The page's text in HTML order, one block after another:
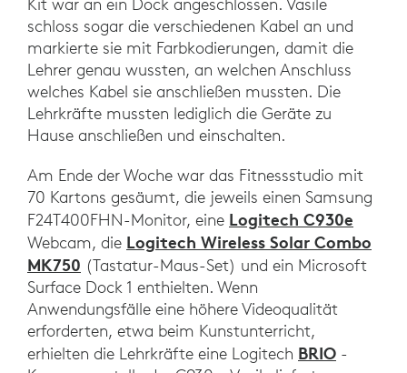
schloss sogar die verschiedenen Kabel an und
markierte sie mit Farbkodierungen, damit die
Lehrer genau wussten, an welchen Anschluss
welches Kabel sie anschließen mussten. Die
Lehrkräfte mussten lediglich die Geräte zu
Hause anschließen und einschalten.
Am Ende der Woche war das Fitnessstudio mit
70 Kartons gesäumt, die jeweils einen Samsung
F24T400FHN-Monitor, eine Logitech C930e
Webcam, die Logitech Wireless Solar Combo
MK750 (Tastatur-Maus-Set) und ein Microsoft
Surface Dock 1 enthielten. Wenn
Anwendungsfälle eine höhere Videoqualität
erforderten, etwa beim Kunstunterricht,
erhielten die Lehrkräfte eine Logitech BRIO -